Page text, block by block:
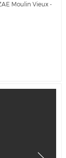
Moulin Vieux -